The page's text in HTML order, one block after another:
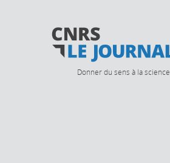
Donner du sens à la science